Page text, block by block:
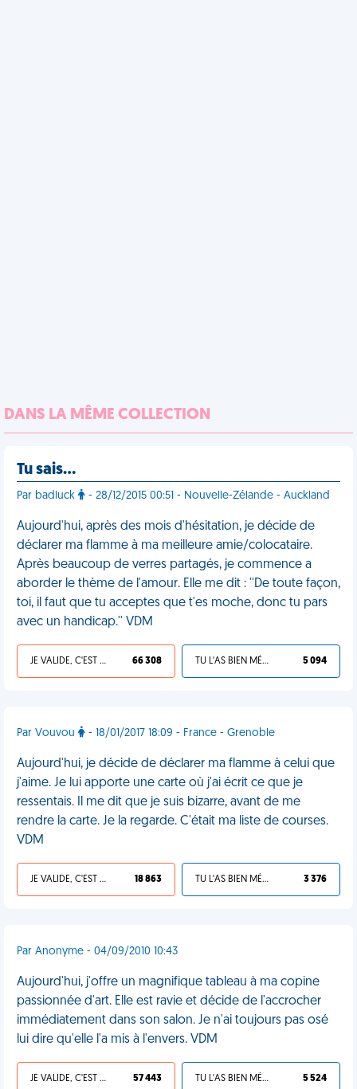
DANS LA MÊME COLLECTION
Tu sais…
Par badluck - 28/12/2015 00:51 - Nouvelle-Zélande - Auckland
Aujourd'hui, après des mois d'hésitation, je décide de
déclarer ma flamme à ma meilleure amie/colocataire.
Après beaucoup de verres partagés, je commence a
aborder le thème de l'amour. Elle me dit : ''De toute façon,
toi, il faut que tu acceptes que t'es moche, donc tu pars
avec un handicap.'' VDM
JE VALIDE, C'EST UNE VDM 66 308 TU L'AS BIEN MÉRITÉ 5 094
Par Vouvou - 18/01/2017 18:09 - France - Grenoble
Aujourd'hui, je décide de déclarer ma flamme à celui que
j'aime. Je lui apporte une carte où j'ai écrit ce que je
ressentais. Il me dit que je suis bizarre, avant de me
rendre la carte. Je la regarde. C'était ma liste de courses.
VDM
JE VALIDE, C'EST UNE VDM 18 863 TU L'AS BIEN MÉRITÉ 3 376
Par Anonyme - 04/09/2010 10:43
Aujourd'hui, j'offre un magnifique tableau à ma copine
passionnée d'art. Elle est ravie et décide de l'accrocher
immédiatement dans son salon. Je n'ai toujours pas osé
lui dire qu'elle l'a mis à l'envers. VDM
JE VALIDE, C'EST UNE VDM 57 443 TU L'AS BIEN MÉRITÉ 5 524